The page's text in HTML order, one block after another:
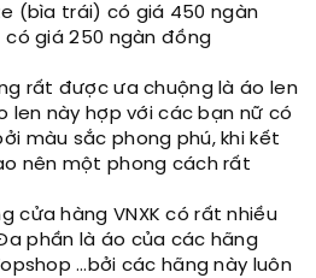
(bìa trái) có giá 450 ngàn
giá 250 ngàn đồng
rất được ưa chuộng là áo len
len này hợp với các bạn nữ có
màu sắc phong phú, khi kết
nên một phong cách rất
cửa hàng VNXK có rất nhiều
phần là áo của các hãng
…bởi các hãng này luôn